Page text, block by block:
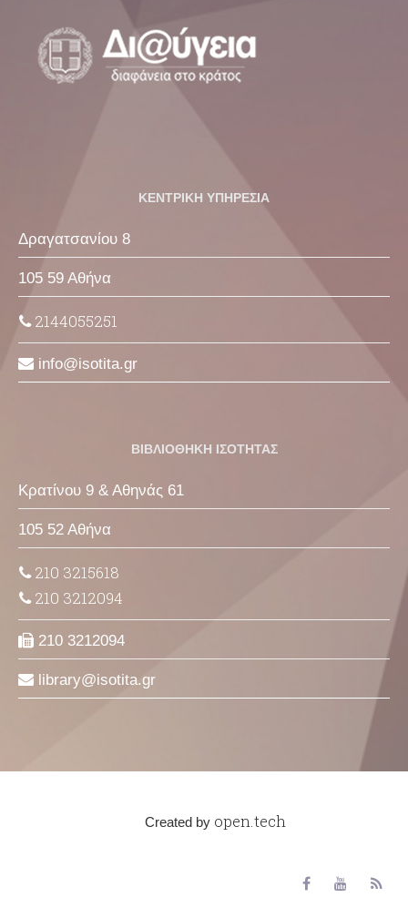
ΚΕΝΤΡΙΚΗ ΥΠΗΡΕΣΙΑ
Δραγατσανίου 8
105 59 Αθήνα
2144055251
info isotita gr
ΒΙΒΛΙΟΘΗΚΗ ΙΣΟΤΗΤΑΣ
Κρατίνου 9 & Αθηνάς 61
105 52 Αθήνα
210 3215618
210 3212094
210 3212094
library isotita gr
Created by open.tech